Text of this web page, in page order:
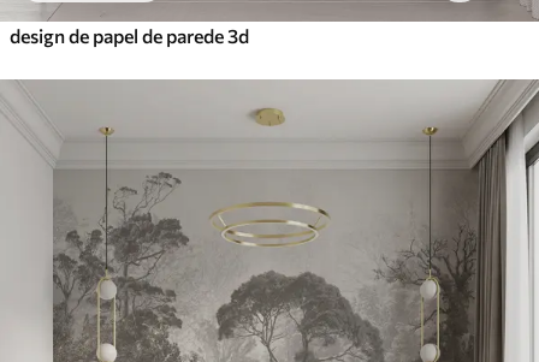
design de papel de parede 3d